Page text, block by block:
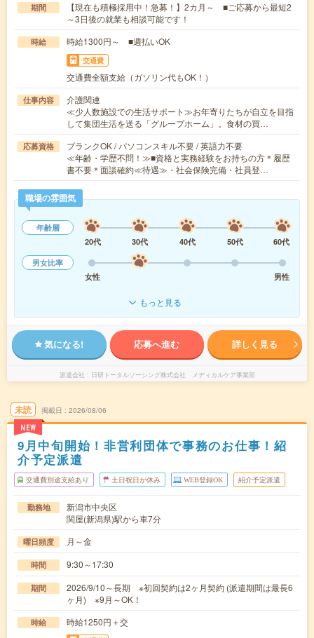
期間
【現在も積極採用中！急募！】2カ月～ ■ご応募から最短2
～3日後の就業も相談可能です！
時給 時給1300円～ ■週払いOK
交通費
交通費全額支給（ガソリン代もOK！）
仕事内容
介護関連
≪少人数施設での生活サポート≫お年寄りたちが自立を目指
して集団生活を送る「グループホーム」。食材の買…
応募資格
ブランクOK / パソコンスキル不要 / 英語力不要
≪年齢・学歴不問！≫■資格と実務経験をお持ちの方＊履歴
書不要＊面談確約≪待遇≫・社会保険完備・社員登…
職場の雰囲気
年齢層
20代
30代 40代 50代
60代
男女比率
女性
男性
もっと見る
気になる! 応募へ進む 詳しく見る
派遣会社 日研トータルソーシング株式会社 メディカルケア事業部
未読
NEW
掲載日 2026/08/06
9月中旬開始！非営利団体で事務のお仕事！紹
介予定派遣
交通費別途支給あり 土日祝日が休み WEB登録OK 紹介予定派遣
勤務地
新潟市中央区
関屋(新潟県)駅から車7分
曜日頻度 月～金
時間 9:30～17:30
期間
2026/9/10～長期 ※初回契約は2ヶ月契約 (派遣期間は最長6
ヶ月) ※9月～OK！
時給 時給1250円＋交